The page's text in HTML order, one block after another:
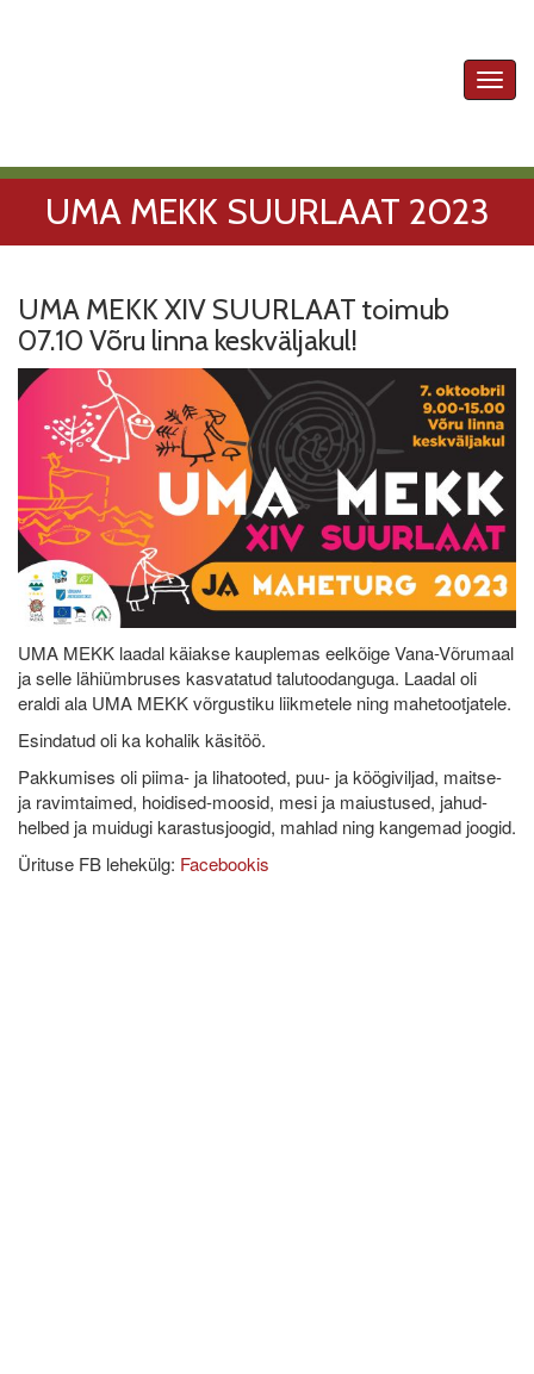
UMA MEKK SUURLAAT 2023
UMA MEKK XIV SUURLAAT toimub
07.10 Võru linna keskväljakul!
UMA MEKK laadal käiakse kauplemas eelkõige Vana-Võrumaal
ja selle lähiümbruses kasvatatud talutoodanguga. Laadal oli
eraldi ala UMA MEKK võrgustiku liikmetele ning mahetootjatele.
Esindatud oli ka kohalik käsitöö.
Pakkumises oli piima- ja lihatooted, puu- ja köögiviljad, maitse-
ja ravimtaimed, hoidised-moosid, mesi ja maiustused, jahud-
helbed ja muidugi karastusjoogid, mahlad ning kangemad joogid.
Ürituse FB lehekülg: Facebookis